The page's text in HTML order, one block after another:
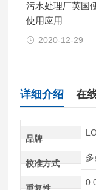
污水处理厂英国
使用应用
2020-12-29
详细介绍 在
品牌
校准方式